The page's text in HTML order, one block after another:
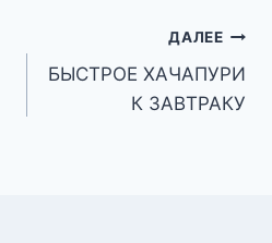
ДАЛЕЕ
БЫСТРОЕ ХАЧАПУРИ
К ЗАВТРАКУ